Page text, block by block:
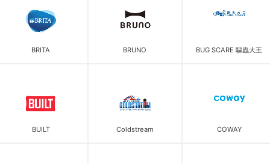
BRITA BRUNO BUG SCARE 驅蟲大王
BUILT Coldstream COWAY